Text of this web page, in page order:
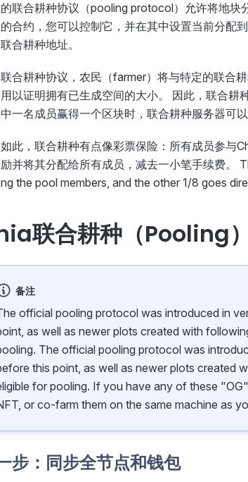
联合耕种协议（pooling protocol）允许将地块
合约，您可以控制它，并在其中设置当前分配
合耕种地址。
合耕种协议，农民（farmer）将与特定的联合
以证明拥有已生成空间的大小。 因此，联合
一名成员赢得一个区块时，联合耕种服务器可
此，联合耕种有点像彩票保险：所有成员参与
并将其分配给所有成员，减去一小笔手续费。
the pool members, and the other 1/8 goes
联合耕种（Pooling
备注
official pooling protocol was introduced in
as well as newer plots created with
The official pooling protocol was
this point, as well as newer plots created
for pooling. If you have any of these
or co-farm them on the same machine as
步：同步全节点和钱包